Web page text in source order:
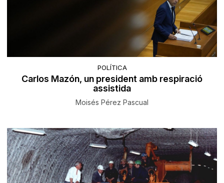
POLÍTICA
Carlos Mazón, un president amb respiració
assistida
Moisés Pérez Pascual